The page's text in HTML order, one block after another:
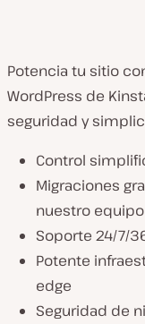
Potencia tu sitio
WordPress de
seguridad y
Control
Migraciones
nuestro
Soporte 24/7/
Potente
edge
Seguridad de